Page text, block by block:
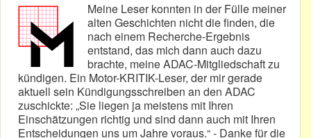
Meine Leser konnten in der Fülle meiner
alten Geschichten nicht die finden, die
nach einem Recherche-Ergebnis
entstand, das mich dann auch dazu
brachte, meine ADAC-Mitgliedschaft zu
kündigen. Ein Motor-KRITIK-Leser, der mir gerade
aktuell sein Kündigungsschreiben an den ADAC
zuschickte: „Sie liegen ja meistens mit Ihren
Einschätzungen richtig und sind dann auch mit Ihren
Entscheidungen uns um Jahre voraus.“ - Danke für die